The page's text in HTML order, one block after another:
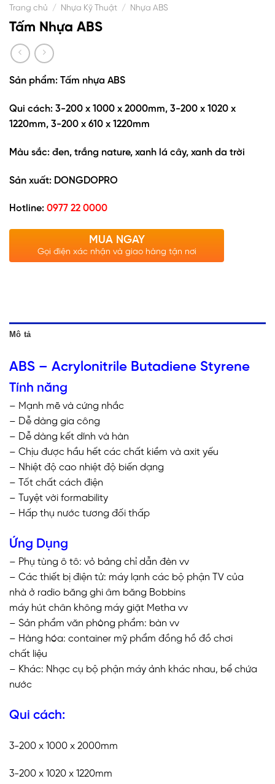
Trang chủ / Nhựa Kỹ Thuật / Nhựa ABS
Tấm Nhựa ABS
Sản phẩm: Tấm nhựa ABS
Qui cách: 3-200 x 1000 x 2000mm, 3-200 x 1020 x
1220mm, 3-200 x 610 x 1220mm
Màu sắc: đen, trắng nature, xanh lá cây, xanh da trời
Sản xuất: DONGDOPRO
Hotline: 0977 22 0000
MUA NGAY
Gọi điện xác nhận và giao hàng tận nơi
Mô tả
ABS – Acrylonitrile Butadiene Styrene
Tính năng
– Mạnh mẽ và cứng nhắc
– Dễ dàng gia công
– Dễ dàng kết dính và hàn
– Chịu được hầu hết các chất kiềm và axit yếu
– Nhiệt độ cao nhiệt độ biến dạng
– Tốt chất cách điện
– Tuyệt vời formability
– Hấp thụ nước tương đối thấp
Ứng Dụng
– Phụ tùng ô tô: vỏ bảng chỉ dẫn đèn vv
– Các thiết bị điện tử: máy lạnh các bộ phận TV của
nhà ở radio băng ghi âm băng Bobbins
máy hút chân không máy giặt Metha vv
– Sản phẩm văn phòng phẩm: bàn vv
– Hàng hóa: container mỹ phẩm đồng hồ đồ chơi
chất liệu
– Khác: Nhạc cụ bộ phận máy ảnh khác nhau, bể chứa
nước
Qui cách:
3-200 x 1000 x 2000mm
3-200 x 1020 x 1220mm